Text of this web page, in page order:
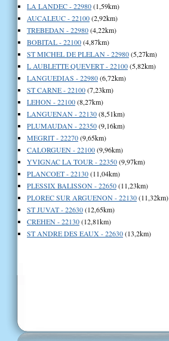
LA LANDEC - 22980(1,59km)
AUCALEUC - 22100(2,92km)
TREBEDAN - 22980(4,22km)
BOBITAL - 22100(4,87km)
ST MICHEL DE PLELAN - 22980(5,27km)
L AUBLETTE QUEVERT - 22100(5,82km)
LANGUEDIAS - 22980(6,72km)
ST CARNE - 22100(7,23km)
LEHON - 22100(8,27km)
LANGUENAN - 22130(8,51km)
PLUMAUDAN - 22350(9,16km)
MEGRIT - 22270(9,65km)
CALORGUEN - 22100(9,96km)
YVIGNAC LA TOUR - 22350(9,97km)
PLANCOET - 22130(11,04km)
PLESSIX BALISSON - 22650(11,23km)
PLOREC SUR ARGUENON - 22130(11,32km)
ST JUVAT - 22630(12,65km)
CREHEN - 22130(12,81km)
ST ANDRE DES EAUX - 22630(13,2km)